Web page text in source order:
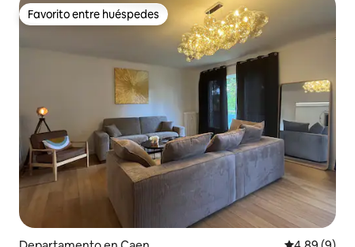
Favorito entre huéspedes
Favorito entre huéspedes